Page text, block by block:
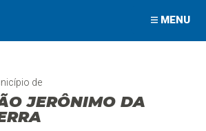
MENU
de
JERÔNIMO DA